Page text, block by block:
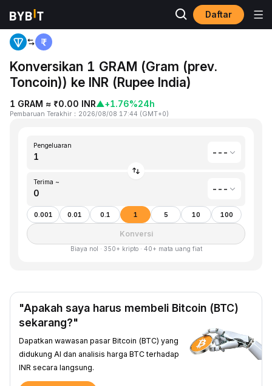
Daftar
Beranda Gram (prev. Toncoin)(GRAM) to Rupee India(INR)
Konversikan 1 GRAM (Gram (prev.
Toncoin)) ke INR (Rupee India)
1 GRAM ≈ ₹0.00 INR▲+1.76%24h
Pembaruan Terakhir ： 2026/08/08 17:44 (GMT+0)
Pengeluaran
---
Terima ~
---
0.001 0.01 0.1 1 5 10 100
Konversi
Biaya nol · 350+ kripto · 40+ mata uang fiat
"Apakah saya harus membeli Bitcoin (BTC)
sekarang?"
Dapatkan wawasan pasar Bitcoin (BTC) yang
didukung AI dan analisis harga BTC terhadap
INR secara langsung.